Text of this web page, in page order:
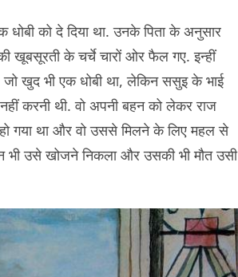
को दे दिया था. उनके पिता के अनुसार
खूबसूरती के चर्चे चारों ओर फैल गए. इन्हीं
खुद भी एक धोबी था, लेकिन ससुइ के भाई
करनी थी. वो अपनी बहन को लेकर राज
गया था और वो उससे मिलने के लिए महल से
भी उसे खोजने निकला और उसकी भी मौत उसी